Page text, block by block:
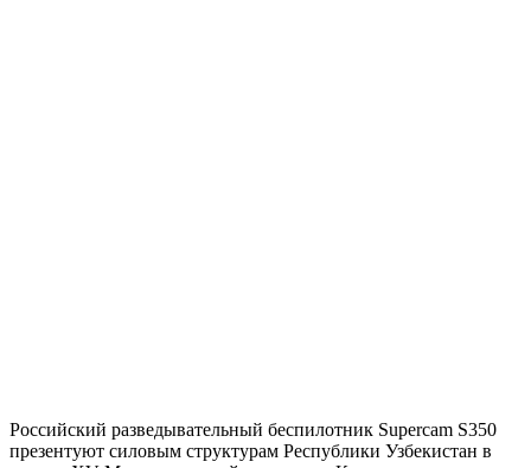
Российский разведывательный беспилотник Supercam S350
презентуют силовым структурам Республики Узбекистан в